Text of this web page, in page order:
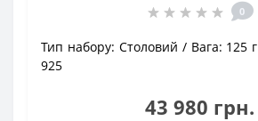
0
Тип набору: Столовий Вага: 125 г
925
43 980 грн.